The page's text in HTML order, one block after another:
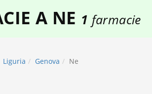
A NE 1 farmacie
Liguria Genova Ne